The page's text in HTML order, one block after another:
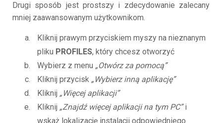
Drugi sposób jest prostszy i zdecydowanie zalecany
mniej zaawansowanym użytkownikom.
Kliknij prawym przyciskiem myszy na nieznanym
pliku PROFILES, który chcesz otworzyć
Wybierz z menu „Otwórz za pomocą”
Kliknij przycisk „Wybierz inną aplikację”
Kliknij „Więcej aplikacji”
Kliknij „Znajdź więcej aplikacji na tym PC”i
wskaż lokalizację instalacji odpowiedniego